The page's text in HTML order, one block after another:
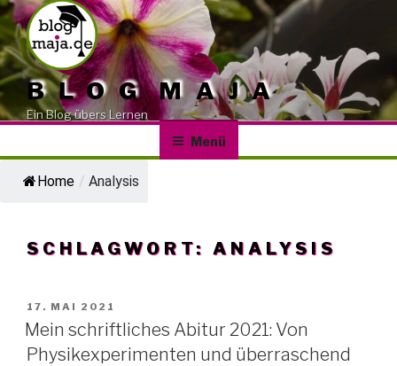
Zum
Inhalt
springen
BLOG MAJA
Ein Blog übers Lernen
Menü
Home / Analysis
SCHLAGWORT: ANALYSIS
VERÖFFENTLICHT
AM
17. MAI 2021
Mein schriftliches Abitur 2021: Von
Physikexperimenten und überraschend